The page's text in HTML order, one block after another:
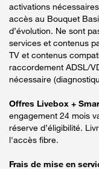
activations
accès au Bouquet
d’évolution. Ne sont
services et contenus
TV et contenus
raccordement ADSL/
nécessaire
Offres Livebox +
engagement 24 mois
réserve d’éligibilité.
l'accès fibre.
Frais de mise en